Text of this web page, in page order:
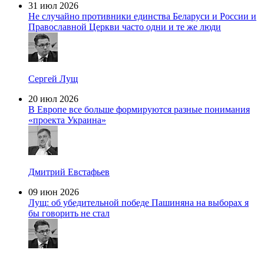
31 июл 2026
Не случайно противники единства Беларуси и России и
Православной Церкви часто одни и те же люди
Сергей Лущ
20 июл 2026
В Европе все больше формируются разные понимания
«проекта Украина»
Дмитрий Евстафьев
09 июн 2026
Лущ: об убедительной победе Пашиняна на выборах я
бы говорить не стал